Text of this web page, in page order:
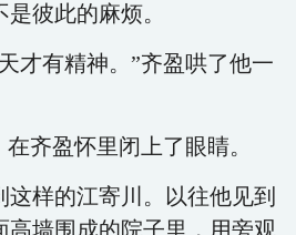
彼此的麻烦。
才有精神。”齐盈哄了他一
齐盈怀里闭上了眼睛。
样的江寄川。以往他见到
高墙围成的院子里，用旁观